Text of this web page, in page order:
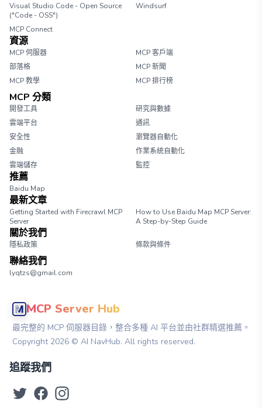
Visual Studio Code - Open Source
("Code - OSS")
Windsurf
MCP Connect
資源
MCP 伺服器
MCP 客戶端
部落格
MCP 新聞
MCP 教學
MCP 排行榜
MCP 分類
開發工具
研究與數據
雲端平台
通訊
安全性
瀏覽器自動化
金融
作業系統自動化
雲端儲存
監控
推薦
Baidu Map
最新文章
Getting Started with Firecrawl MCP
Server
How to Use Baidu Map MCP Server:
A Step-by-Step Guide
關於我們
隱私政策 條款與條件
聯絡我們
lyqtzs@gmail.com
MCP Server Hub
最完整的 MCP 伺服器目錄，整合多種 AI 平台並由社群精選推薦。
Copyright 2026© AI NavHub. All rights reserved.
追蹤我們